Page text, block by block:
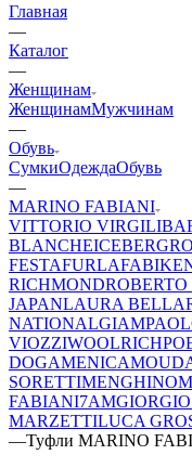
Главная
—
Каталог
—
Женщинам
ЖенщинамМужчинам
—
Обувь
СумкиОдеждаОбувь
—
MARINO FABIANI
VITTORIO VIRGILI
BLANCHEICEBERG
FESTAFURLAFABI
RICHMOND
JAPANLAURA
NATIONAL
VIOZZIWOOLRICH
DOGAMENICAMOU
SORETTIMENGHI
FABIANI7AM
MARZETTILUCA
—Туфли MARINO